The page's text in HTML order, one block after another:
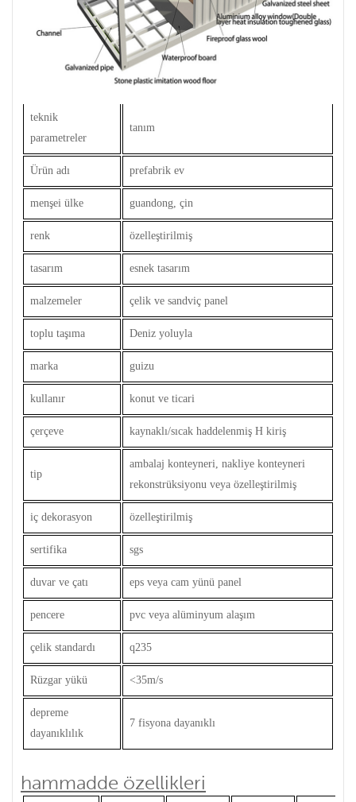
teknik
parametreler
tanım
Ürün adı prefabrik ev
menşei ülke guandong, çin
renk özelleştirilmiş
tasarım esnek tasarım
malzemeler çelik ve sandviç panel
toplu taşıma Deniz yoluyla
marka guizu
kullanır konut ve ticari
çerçeve kaynaklı/sıcak haddelenmiş H kiriş
tip
ambalaj konteyneri, nakliye konteyneri
rekonstrüksiyonu veya özelleştirilmiş
iç dekorasyon özelleştirilmiş
sertifika sgs
duvar ve çatı eps veya cam yünü panel
pencere pvc veya alüminyum alaşım
çelik standardı q235
Rüzgar yükü <35m/s
depreme
dayanıklılık
7 fisyona dayanıklı
hammadde özellikleri